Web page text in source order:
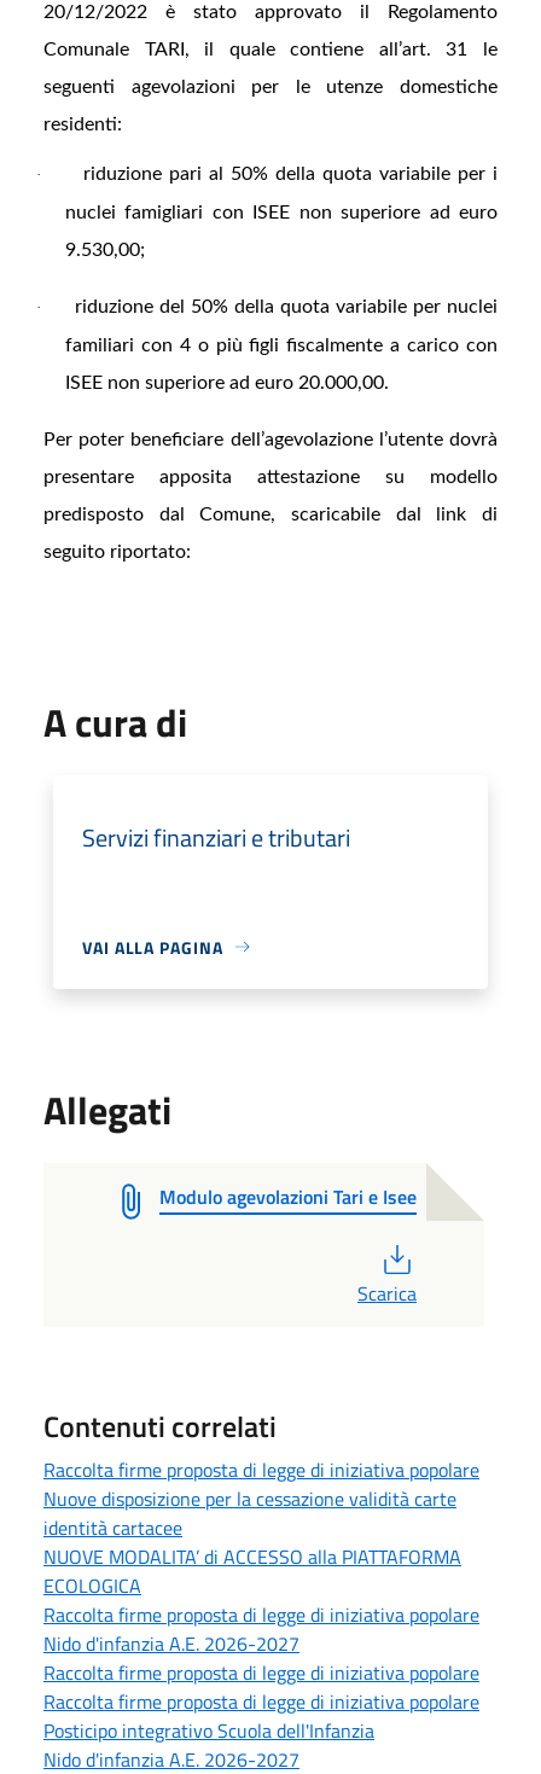
20/12/2022 è stato approvato il Regolamento
Comunale TARI, il quale contiene all’art. 31 le
seguenti agevolazioni per le utenze domestiche
residenti:
·
riduzione pari al 50% della quota variabile per i
nuclei famigliari con ISEE non superiore ad euro
9.530,00;
·
riduzione del 50% della quota variabile per nuclei
familiari con 4 o più figli fiscalmente a carico con
ISEE non superiore ad euro 20.000,00.
Per poter beneficiare dell’agevolazione l’utente dovrà
presentare apposita attestazione su modello
predisposto dal Comune, scaricabile dal link di
seguito riportato:
A cura di
Servizi finanziari e tributari
VAI ALLA PAGINA
Allegati
Modulo agevolazioni Tari e Isee
Scarica
Contenuti correlati
Raccolta firme proposta di legge di iniziativa popolare
Nuove disposizione per la cessazione validità carte
identità cartacee
NUOVE MODALITA’ di ACCESSO alla PIATTAFORMA
ECOLOGICA
Raccolta firme proposta di legge di iniziativa popolare
Nido d'infanzia A.E. 2026-2027
Raccolta firme proposta di legge di iniziativa popolare
Raccolta firme proposta di legge di iniziativa popolare
Posticipo integrativo Scuola dell'Infanzia
Nido d'infanzia A.E. 2026-2027